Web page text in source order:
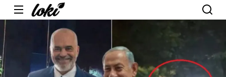
Menu